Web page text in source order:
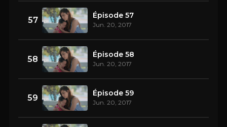
57 Épisode 57
Jun. 20, 2017
58 Épisode 58
Jun. 20, 2017
59 Épisode 59
Jun. 20, 2017